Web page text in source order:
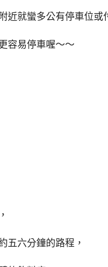
近就蠻多公有停車位或
容易停車喔～～
五六分鐘的路程，